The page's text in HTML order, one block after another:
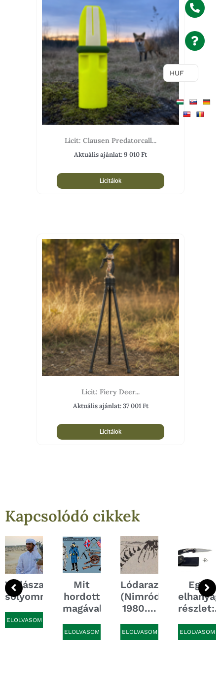
Licit: Clausen Predatorcall...
Aktuális ajánlat:9 010Ft
Licitálok
Licit: Fiery Deer...
Aktuális ajánlat:37 001Ft
Licitálok
Kapcsolódó cikkek
Vadászat
sólyommal
ELOLVASOM
Mit
hordott
magával...
ELOLVASOM
Lódarazsak
(Nimród,
1980....
ELOLVASOM
Egy
ELOLVASOM
HUF